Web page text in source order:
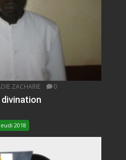
ZACHARIE 0
Jeudi 2018